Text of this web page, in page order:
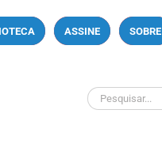
ASSINE SOBRE
Buscar
resultados